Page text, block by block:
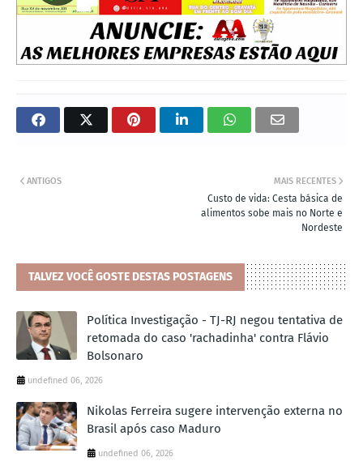
MAIS RECENTES
Custo de vida: Cesta básica de
alimentos sobe mais no Norte e
Nordeste
ANTIGOS
TALVEZ VOCÊ GOSTE DESTAS POSTAGENS
Política Investigação - TJ-RJ negou tentativa de
retomada do caso 'rachadinha' contra Flávio
Bolsonaro
undefined 06, 2026
Nikolas Ferreira sugere intervenção externa no
Brasil após caso Maduro
undefined 06, 2026